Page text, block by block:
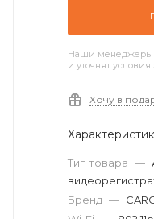
Наши менеджеры
и уточнят условия
Хочу в
Тип товара —
Бренд —